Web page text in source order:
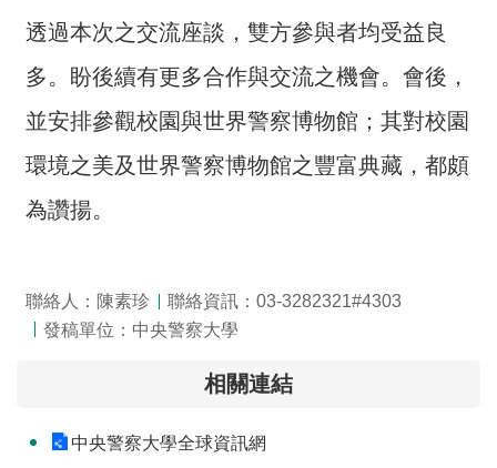
個
資
料
透過本次之交流座談，雙方參與者均受益良
多。盼後續有更多合作與交流之機會。會後，
並安排參觀校園與世界警察博物館；其對校園
環境之美及世界警察博物館之豐富典藏，都頗
為讚揚。
聯絡人：陳素珍
聯絡資訊：03-3282321#4303
發稿單位：中央警察大學
相關連結
中央警察大學全球資訊網